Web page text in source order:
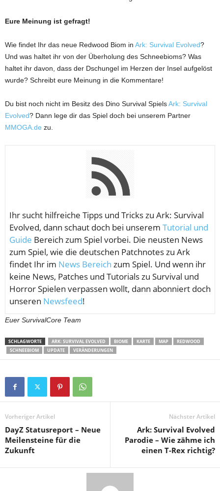
Eure Meinung ist gefragt!
Wie findet Ihr das neue Redwood Biom in Ark: Survival Evolved?
Und was haltet ihr von der Überholung des Schneebioms? Was
haltet ihr davon, dass der Dschungel im Herzen der Insel aufgelöst
wurde? Schreibt eure Meinung in die Kommentare!
Du bist noch nicht im Besitz des Dino Survival SpielsArk: Survival
Evolved? Dann lege dir das Spiel doch bei unserem Partner
MMOGA.de zu.
Ihr sucht hilfreiche Tipps und Tricks zu Ark: Survival
Evolved, dann schaut doch bei unserem Tutorial und
Guide Bereich zum Spiel vorbei. Die neusten News
zum Spiel, wie die deutschen Patchnotes zu Ark
findet Ihr im News Bereich zum Spiel. Und wenn ihr
keine News, Patches und Tutorials zu Survival und
Horror Spielen verpassen wollt, dann abonniert doch
unseren Newsfeed!
Euer SurvivalCore Team
SCHLAGWORTE ARK: SURVIVAL EVOLVED BIOME KARTE MAP
REDWOOD
SCHNEEBIOM
UPDATE VERÄNDERUNGEN
Vorheriger Artikel
DayZ Statusreport – Neue
Meilensteine für die
Zukunft
Nächster Artikel
Ark: Survival Evolved
Parodie – Wie zähme ich
einen T-Rex richtig?